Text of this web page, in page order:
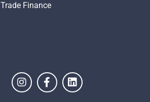
Trade Finance